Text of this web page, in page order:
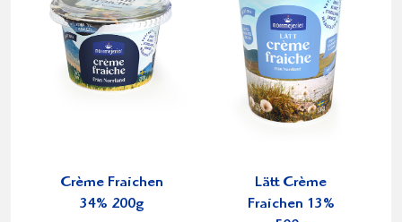
Crème Fraichen
34% 200g
Lätt Crème
Fraichen 13%